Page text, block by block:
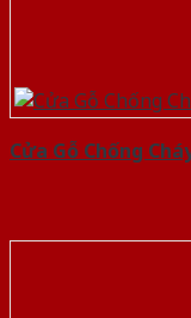
Cửa Gỗ Chống